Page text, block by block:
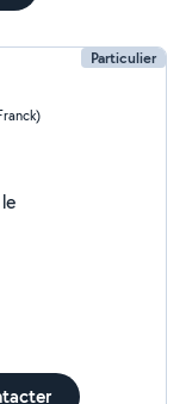
Particulier